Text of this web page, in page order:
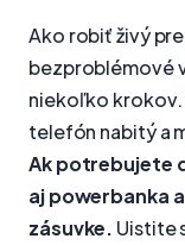
Ako robiť živý
bezproblémové
niekoľko krokov.
telefón nabitý a
Ak potrebujete
aj powerbanka
zásuvke. Uistite